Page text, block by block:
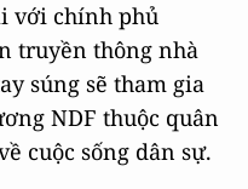
với chính phủ
truyền thông nhà
súng sẽ tham gia
NDF thuộc quân
cuộc sống dân sự.